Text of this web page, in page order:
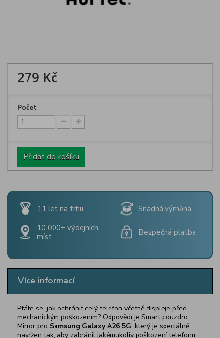
279 Kč
Počet
Přidat do košíku
11 let na trhu
Snadná výměna
10 000+ výdejních
míst
Bezpečná platba
Více informací
Ptáte se, jak ochránit celý telefon včetně displeje před
mechanickým poškozením? Odpovědí je Smart pouzdro
Mirror pro Samsung Galaxy A26 5G, který je speciálně
navržen tak, aby zabránil jakémukoliv poškození telefonu.